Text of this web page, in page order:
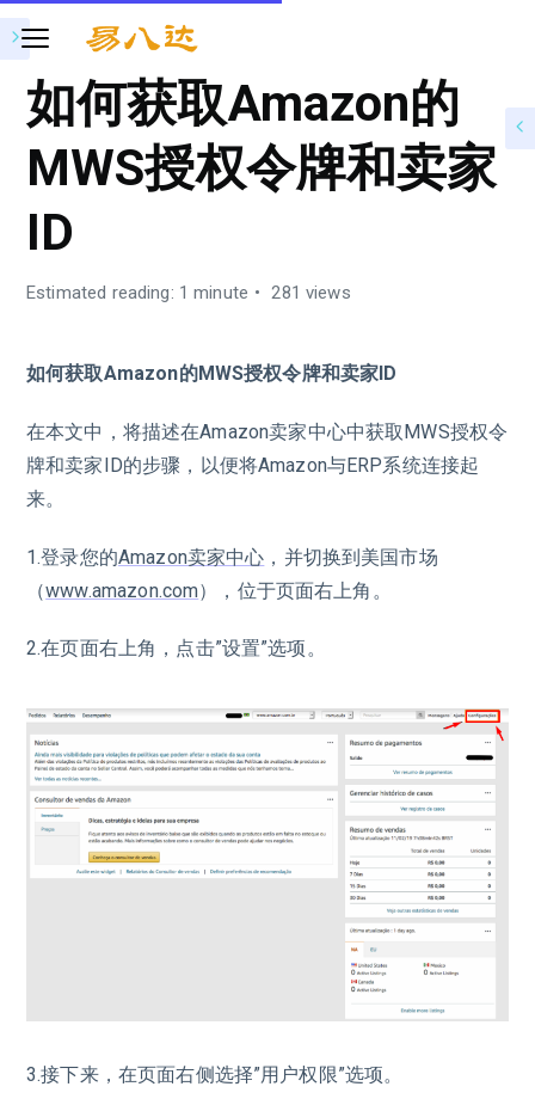
如何获取Amazon的
MWS授权令牌和卖家
ID
Estimated reading: 1 minute 281 views
如何获取Amazon的MWS授权令牌和卖家ID
在本文中，将描述在Amazon卖家中心中获取MWS授权令
牌和卖家ID的步骤，以便将Amazon与ERP系统连接起
来。
1.登录您的Amazon卖家中心 ，并切换到美国市场
（www.amazon.com），位于页面右上角。
2.在页面右上角，点击”设置”选项。
3.接下来，在页面右侧选择”用户权限”选项。